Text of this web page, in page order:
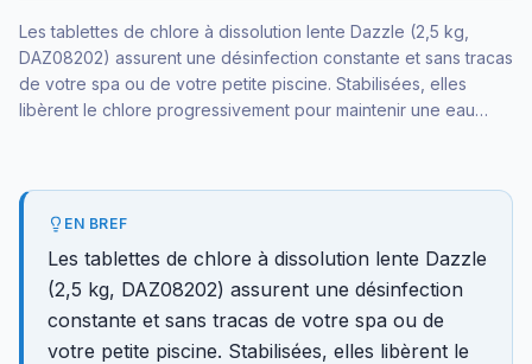
Les tablettes de chlore à dissolution lente Dazzle (2,5 kg,
DAZ08202) assurent une désinfection constante et sans tracas
de votre spa ou de votre petite piscine. Stabilisées, elles
libèrent le chlore progressivement pour maintenir une eau
EN BREF
Les tablettes de chlore à dissolution lente Dazzle
(2,5 kg, DAZ08202) assurent une désinfection
constante et sans tracas de votre spa ou de
votre petite piscine. Stabilisées, elles libèrent le